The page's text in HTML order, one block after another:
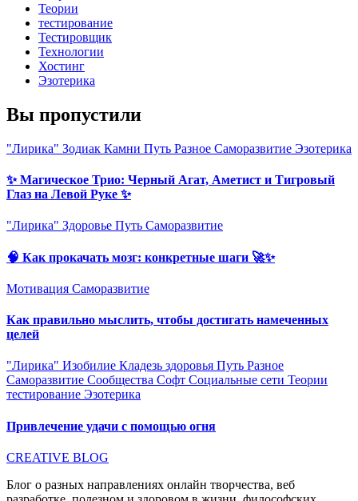
Теории
тестирование
Тестировщик
Технологии
Хостинг
Эзотерика
Вы пропустили
"Лирика" Зодиак Камни Путь Разное Саморазвитие Эзотерика
✨ Магическое Трио: Черный Агат, Аметист и Тигровый
Глаз на Левой Руке ✨
"Лирика" Здоровье Путь Саморазвитие
🧠 Как прокачать мозг: конкретные шаги 🚀✨
Мотивация Саморазвитие
Как правильно мыслить, чтобы достигать намеченных
целей
"Лирика" Изобилие Кладезь здоровья Путь Разное
Саморазвитие Сообщества Софт Социальные сети Теории
тестирование Эзотерика
Привлечение удачи с помощью огня
CREATIVE BLOG
Блог о разных направлениях онлайн творчества, веб